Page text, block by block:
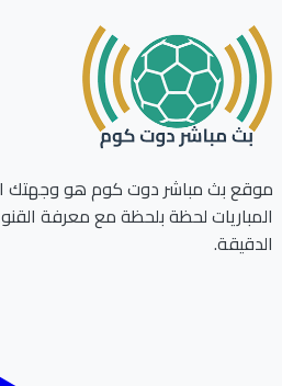
بث مباشر دوت كوم هو وجهتك
لحظة بلحظة مع معرفة القنوات